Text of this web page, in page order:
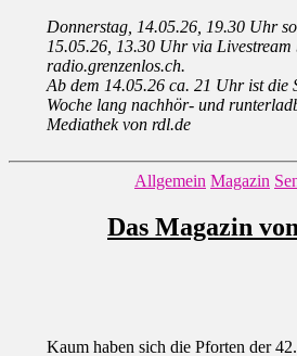
Donnerstag, 14.05.26, 19.30 Uhr
15.05.26, 13.30 Uhr via Livestream
radio.grenzenlos.ch.
Ab dem 14.05.26 ca. 21 Uhr ist die
Woche lang nachhör- und
Mediathek von rdl.de
Allgemein Magazin
Das Magazin
Kaum haben sich die Pforten der